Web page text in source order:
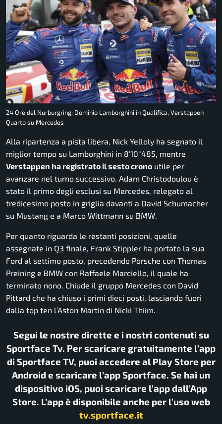
24 Ore del Nurburgring: Dominio Lamborghini in Qualifica, Verstappen
Quarto su Mercedes
Alla ripartenza a pista libera, Nick Yelloly ha segnato il
miglior tempo su Lamborghini in 8’10″485, mentre
Verstappen ha registrato il sesto crono utile per
avanzare nel turno successivo. Adam Christodoulou è
stato il primo degli esclusi su Mercedes, relegato al
tredicesimo posto in griglia davanti a David Schumacher
su Mustang e a Marco Wittmann su BMW.
Per quanto riguarda le restanti posizioni, quelle
assegnate in Q3 finale, Frank Stippler ha portato la sua
Ford al settimo posto, precedendo Porsche con Thomas
Preining e BMW con Raffaele Marciello, il quale ha
terminato nono. Chiude il gruppo Mercedes con David
Pittard che ha chiuso i primi dieci posti, lasciando fuori
dalla top ten l’Aston Martin di Nicki Thiim.
Segui le nostre dirette e i nostri contenuti su
Sportface Tv. Per scaricare gratuitamente l’app
di Sportface TV, puoi accedere al Play Store per
Android e scaricare l’app Sportface. Se hai un
dispositivo iOS, puoi scaricare l’app dall’App
Store. L’app è disponibile anche per l’uso web
tv.sportface.it